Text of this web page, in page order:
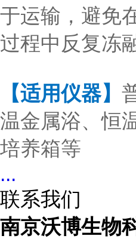
于运输，避免
过程中反复冻
【适用仪器】
温金属浴、恒
培养箱等
...
联系我们
南京沃博生物